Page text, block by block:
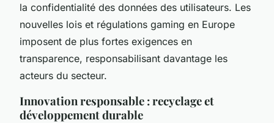
la confidentialité des données des utilisateurs. Les
nouvelles lois et régulations gaming en Europe
imposent de plus fortes exigences en
transparence, responsabilisant davantage les
acteurs du secteur.
Innovation responsable : recyclage et
développement durable